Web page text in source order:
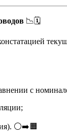
📉🗓️
с
⚪➡️🟧